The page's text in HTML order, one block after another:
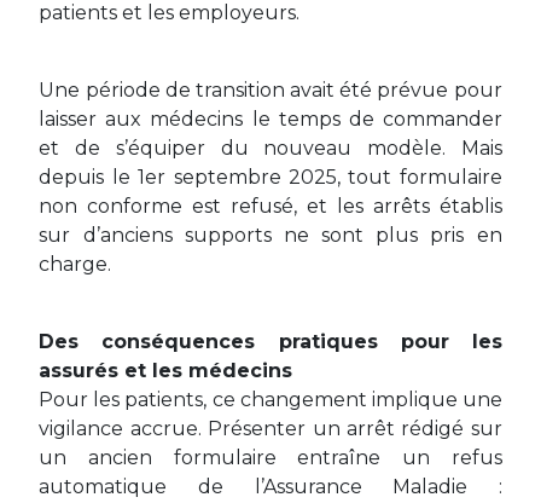
patients et les employeurs.
Une période de transition avait été prévue pour
laisser aux médecins le temps de commander
et de s’équiper du nouveau modèle. Mais
depuis le 1er septembre 2025, tout formulaire
non conforme est refusé, et les arrêts établis
sur d’anciens supports ne sont plus pris en
charge.
Des conséquences pratiques pour les
assurés et les médecins
Pour les patients, ce changement implique une
vigilance accrue. Présenter un arrêt rédigé sur
un ancien formulaire entraîne un refus
automatique de l’Assurance Maladie :